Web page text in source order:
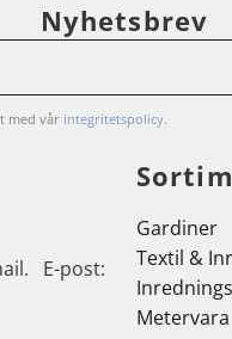
Nyhetsbrev
med vår integritetspolicy.
E-post:
Gardiner
Textil &
Metervara